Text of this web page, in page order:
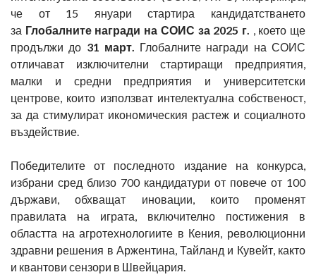
че от 15 януари стартира кандидатстването
за Глобалните награди на СОИС за 2025 г. , което ще
продължи до 31 март. Глобалните награди на СОИС
отличават изключителни стартиращи предприятия,
малки и средни предприятия и университетски
центрове, които използват интелектуална собственост,
за да стимулират икономическия растеж и социалното
въздействие.
Победителите от последното издание на конкурса,
избрани сред близо 700 кандидатури от повече от 100
държави, обхващат иновации, които променят
правилата на играта, включително постижения в
областта на агротехнологиите в Кения, революционни
здравни решения в Аржентина, Тайланд и Кувейт, както
и квантови сензори в Швейцария.